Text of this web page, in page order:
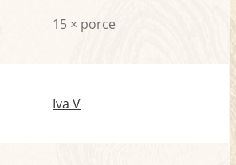
15 × porce
Iva V